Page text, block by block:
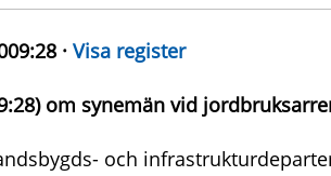
· Visa register
om synemän vid
och